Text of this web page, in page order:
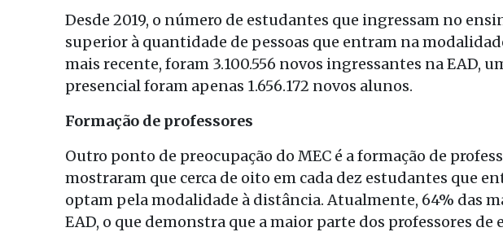
Desde 2019, o número de estudantes que ingressam no
superior à quantidade de pessoas que entram na
mais recente, foram 3.100.556 novos ingressantes na EAD,
presencial foram apenas 1.656.172 novos alunos.
Formação de professores
Outro ponto de preocupação do MEC é a formação de
mostraram que cerca de oito em cada dez estudantes que
optam pela modalidade à distância. Atualmente, 64% das
EAD, o que demonstra que a maior parte dos professores de